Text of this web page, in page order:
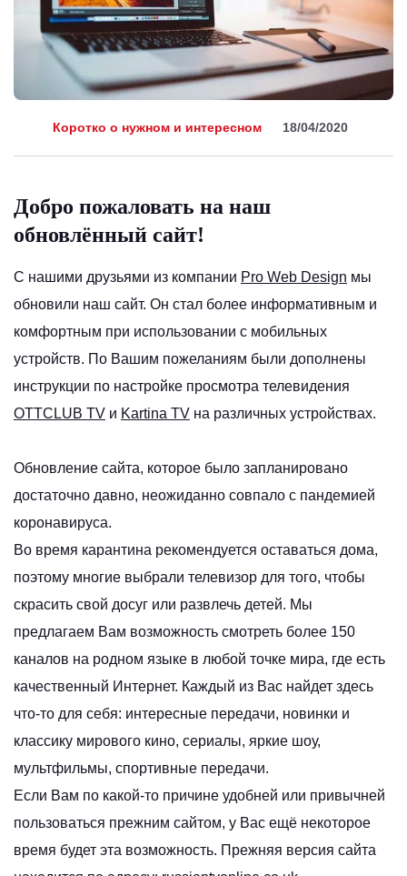
Коротко о нужном и интересном 18/04/2020
Добро пожаловать на наш
обновлённый сайт!
С нашими друзьями из компании Pro Web Design мы
обновили наш сайт. Он стал более информативным и
комфортным при использовании с мобильных
устройств. По Вашим пожеланиям были дополнены
инструкции по настройке просмотра телевидения
OTTCLUB TV и Kartina TV на различных устройствах.
Обновление сайта, которое было запланировано
достаточно давно, неожиданно совпало с пандемией
коронавируса.
Во время карантина рекомендуется оставаться дома,
поэтому многие выбрали телевизор для того, чтобы
скрасить свой досуг или развлечь детей. Мы
предлагаем Вам возможность смотреть более 150
каналов на родном языке в любой точке мира, где есть
качественный Интернет. Каждый из Вас найдет здесь
что-то для себя: интересные передачи, новинки и
классику мирового кино, сериалы, яркие шоу,
мультфильмы, спортивные передачи.
Если Вам по какой-то причине удобней или привычней
пользоваться прежним сайтом, у Вас ещё некоторое
время будет эта возможность. Прежняя версия сайта